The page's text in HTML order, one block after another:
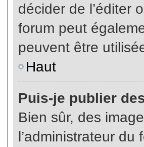
décider de l’éditer
forum peut
peuvent être
Haut
Puis-je publier
Bien sûr, des
l’administrateur